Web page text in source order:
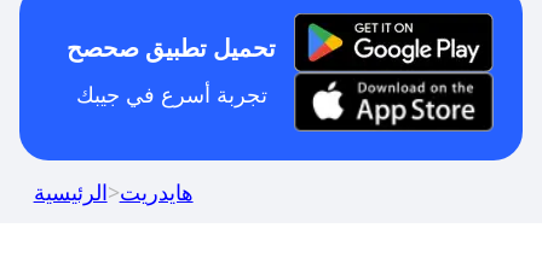
تحميل تطبيق صحصح
تجربة أسرع في جيبك
الرئيسية>هايدريت